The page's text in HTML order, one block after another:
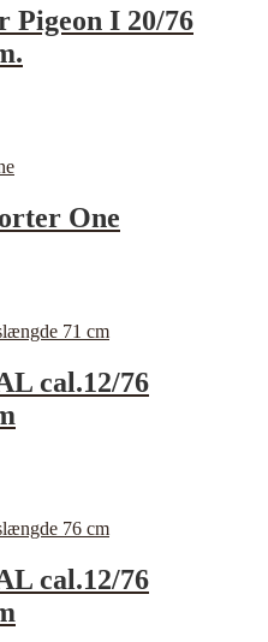
Pigeon I 20/76
One
cal.12/76
cal.12/76